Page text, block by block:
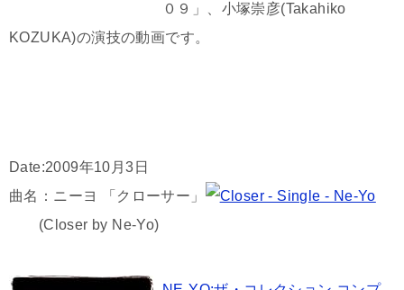
０９」、小塚崇彦(Takahiko
KOZUKA)の演技の動画です。
Date:2009年10月3日
曲名：ニーヨ 「クローサー」
(Closer by Ne-Yo)